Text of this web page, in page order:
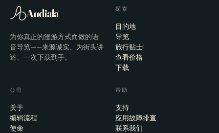
Audiala
为你真正的漫游方式而做的语
音导览——来源诚实、为街头讲
述、一次下载到手。
探索
目的地
导览
旅行贴士
查看价格
下载
公司
关于
编辑流程
使命
帮助
支持
应用故障排查
联系我们